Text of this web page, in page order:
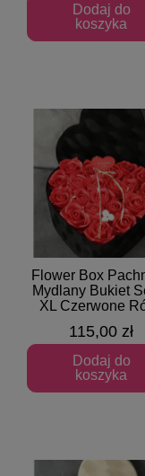
Dodaj do
koszyka
Szybki
Flower Box
Mydlany Bukiet
XL Czerwone
115,00 zł
Dodaj do
koszyka